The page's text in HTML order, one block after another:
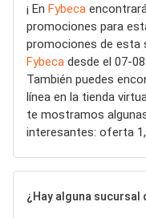
¡ En Fybeca
promociones para
promociones de esta
Fybeca desde el 07-
También puedes
línea en la tienda
te mostramos
interesantes: oferta
¿Hay alguna sucursal